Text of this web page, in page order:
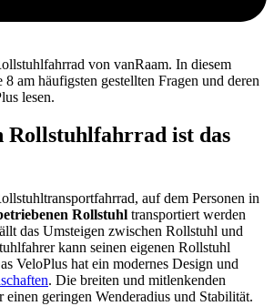
von vanRaam. In diesem
am häufigsten gestellten Fragen und deren
lesen.
Rollstuhlfahrrad ist das
auf dem Personen in
Rollstuhl transportiert werden
das Umsteigen zwischen Rollstuhl und
kann seinen eigenen Rollstuhl
VeloPlus hat ein modernes Design und
. Die breiten und mitlenkenden
einen geringen Wenderadius und Stabilität.